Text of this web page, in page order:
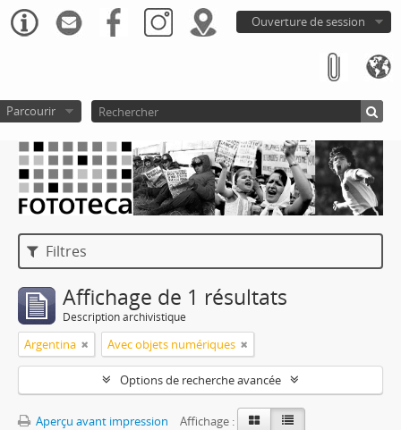
Ouverture de session
Parcourir
Filtres
Affichage de 1 résultats
Description archivistique
Argentina Avec objets numériques
Options de recherche avancée
Aperçu avant impression
Affichage :